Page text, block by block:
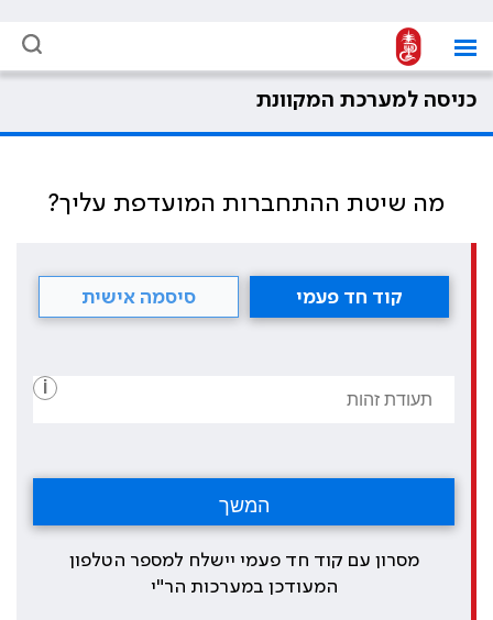
כניסה למערכת המקוונת
מה שיטת ההתחברות המועדפת עליך?
קוד חד פעמי סיסמה אישית
i
מסרון עם קוד חד פעמי יישלח למספר הטלפון
המעודכן במערכות הר"י